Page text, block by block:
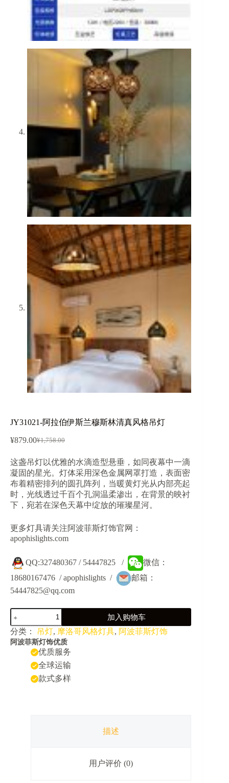
JY31021-阿拉伯伊斯兰穆斯林清真风格吊灯
¥1,758.00
原
为：
¥1,758.00。
¥879.00当
价
格
为：
¥879.00。
这盏吊灯以优雅的水滴造型悬垂，如同夜幕中一滴
凝固的星光。灯体采用深色金属网罩打造，表面密
布着精密排列的圆孔阵列，当暖黄灯光从内部亮起
时，光线透过千百个孔洞温柔渗出，在背景的映衬
下，宛若在深色天幕中绽放的璀璨星河。
更多灯具请关注阿波菲斯灯饰官网：
apophislights.com
QQ:327480367 / 54447825 /
微信：
18680167476 / apophislights /
邮箱：
54447825@qq.com
JY31021-
阿
拉
伯
加入购物车
分类： 吊灯, 摩洛哥风格灯具, 阿波菲斯灯饰
阿波菲斯灯饰优质
优质服务
全球运输
款式多样
描述
用户评价 (0)